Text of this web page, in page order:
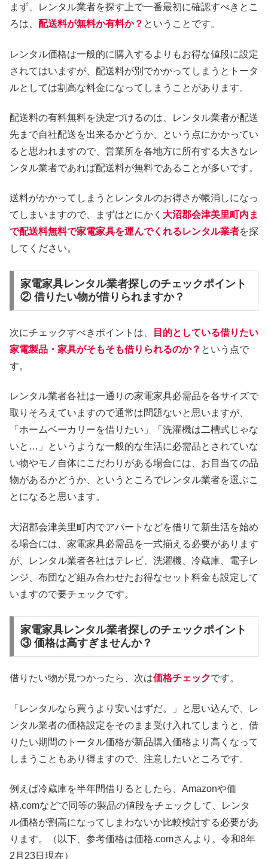
まず、レンタル業者を探す上で一番最初に確認すべきとこ
ろは、 配送料が無料か有料か？ ということです。
レンタル価格は一般的に購入するよりもお得な値段に設定
されてはいますが、配送料が別でかかってしまうとトータ
ルとしては割高な料金になってしまうことがあります。
配送料の有料無料を決定づけるのは、レンタル業者が配送
先まで自社配送を出来るかどうか、という点にかかってい
ると思われますので、営業所を各地方に所有する大きなレ
ンタル業者であれば配送料が無料であることが多いです。
送料がかかってしまうとレンタルのお得さが帳消しになっ
てしまいますので、まずはとにかく 大沼郡会津美里町内ま
で配送料無料で家電家具を運んでくれるレンタル業者を探
してください。
家電家具レンタル業者探しのチェックポイント
② 借りたい物が借りられますか？
次にチェックすべきポイントは、
目的としている借りたい
家電製品・家具がそもそも借りられるのか？ という点で
す。
レンタル業者各社は一通りの家電家具必需品を各サイズで
取りそろえていますので通常は問題ないと思いますが、
「ホームベーカリーを借りたい」「洗濯機は二槽式じゃな
いと…」というような一般的な生活に必需品とされていな
い物やモノ自体にこだわりがある場合には、お目当ての品
物があるかどうか、というところでレンタル業者を選ぶこ
とになると思います。
大沼郡会津美里町内でアパートなどを借りて新生活を始め
る場合には、家電家具必需品を一式揃える必要があります
が、レンタル業者各社はテレビ、洗濯機、冷蔵庫、電子レ
ンジ、布団など組み合わせたお得なセット料金も設定して
いますので要チェックです。
家電家具レンタル業者探しのチェックポイント
③ 価格は高すぎませんか？
借りたい物が見つかったら、次は価格チェックです。
「レンタルなら買うより安いはずだ。」と思い込んで、レ
ンタル業者の価格設定をそのまま受け入れてしまうと、借
りたい期間のトータル価格が新品購入価格より高くなって
しまうこともあり得ますので、注意したいところです。
例えば冷蔵庫を半年間借りるとしたら、Amazonや価
格.comなどで同等の製品の値段をチェックして、レンタ
ル価格が割高になってしまわないか比較検討する必要があ
ります。（以下、参考価格は価格.comさんより。令和8年
2月23日現在）